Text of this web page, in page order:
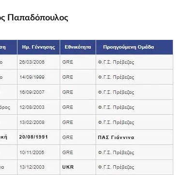
Παπαδόπουλος